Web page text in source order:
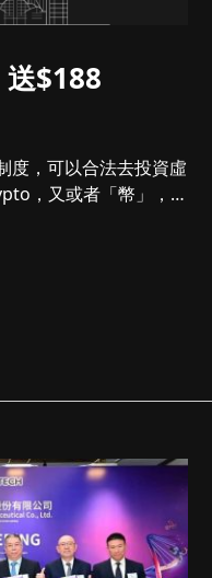
送$188
度，可以合法去投資虛
，又或者「幣」，我